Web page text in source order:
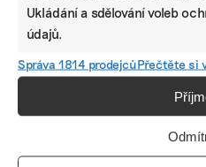
Ukládání a sdělování voleb
údajů.
Správa 1814 prodejcůPřečtěte si
mutualus
Stáž: právnička nebo
udržitelnosti
mutualus